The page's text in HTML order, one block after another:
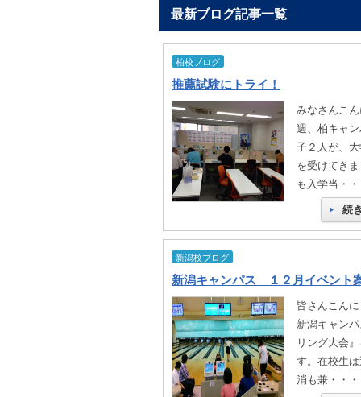
最新ブログ記事一覧
柏校ブログ
推薦試験にトライ！
みなさんこ
週、柏キャ
子２人が、
を受けてき
も入学当・
続
新潟校ブログ
新潟キャンパス １２月イベント
皆さんこん
新潟キャン
リング大会
す。在校生
消も兼・・・